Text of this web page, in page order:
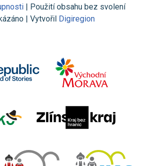
| Použití obsahu bez svolení
| Vytvořil Digiregion